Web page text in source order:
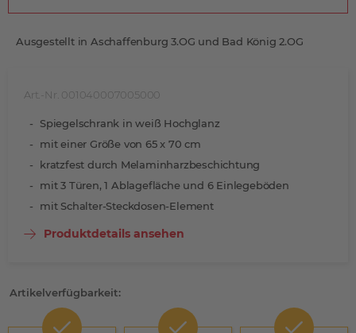
Art.-Nr. 001040007005000
Spiegelschrank in weiß Hochglanz
mit einer Größe von 65 x 70 cm
kratzfest durch Melaminharzbeschichtung
mit 3 Türen, 1 Ablagefläche und 6 Einlegeböden
mit Schalter-Steckdosen-Element
Produktdetails ansehen
Artikelverfügbarkeit:
Ausgestellt in Aschaffenburg 3.OG und Bad König 2.OG